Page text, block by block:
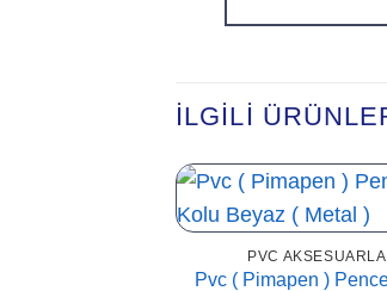
İLGILI
PVC
Pvc ( Pimapen )